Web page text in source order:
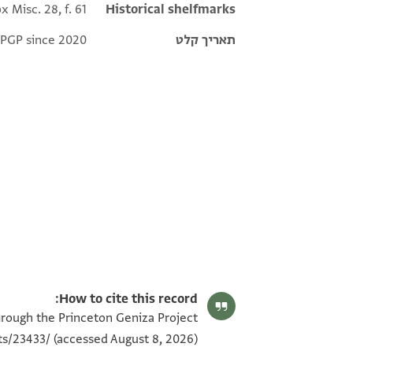
Historical shelfmarks
Misc. 28, f. 61
תאריך קלט
since 2020
How to cite this record:
the Princeton Geniza Project
23433/ (accessed August 8, 2026).